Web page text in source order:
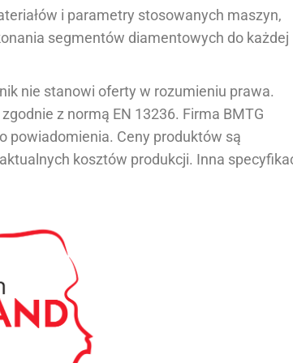
i parametry stosowanych maszyn,
segmentów diamentowych do każdej
nie stanowi oferty w rozumieniu prawa.
z normą EN 13236. Firma BMTG
powiadomienia. Ceny produktów są
kosztów produkcji. Inna